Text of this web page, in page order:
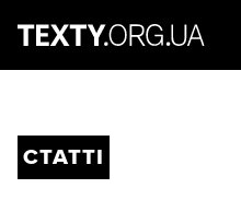
СТАТТІ